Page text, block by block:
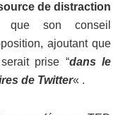
de distraction
son conseil
ajoutant que
prise “dans le
de Twitter« .